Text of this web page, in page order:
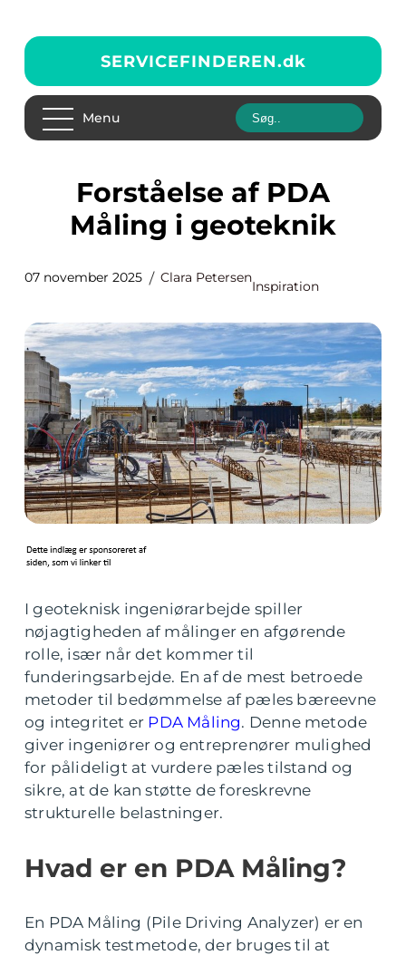
SERVICEFINDEREN.dk
Menu
Forståelse af PDA
Måling i geoteknik
07 november 2025 Clara Petersen
Inspiration
I geoteknisk ingeniørarbejde spiller
nøjagtigheden af målinger en afgørende
rolle, især når det kommer til
funderingsarbejde. En af de mest betroede
metoder til bedømmelse af pæles bæreevne
og integritet er PDA Måling. Denne metode
giver ingeniører og entreprenører mulighed
for pålideligt at vurdere pæles tilstand og
sikre, at de kan støtte de foreskrevne
strukturelle belastninger.
Hvad er en PDA Måling?
En PDA Måling (Pile Driving Analyzer) er en
dynamisk testmetode, der bruges til at